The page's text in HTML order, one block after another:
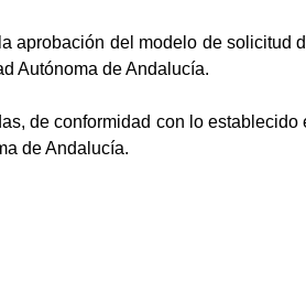
aprobación del modelo de
Autónoma de Andalucía.
de conformidad con lo
de Andalucía.